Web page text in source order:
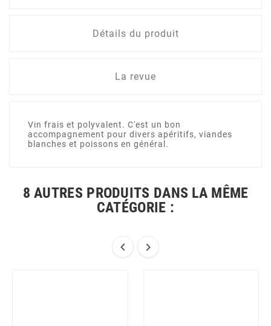
Détails du produit
La revue
Vin frais et polyvalent. C'est un bon
accompagnement pour divers apéritifs, viandes
blanches et poissons en général.
8 AUTRES PRODUITS DANS LA MÊME
CATÉGORIE :
 